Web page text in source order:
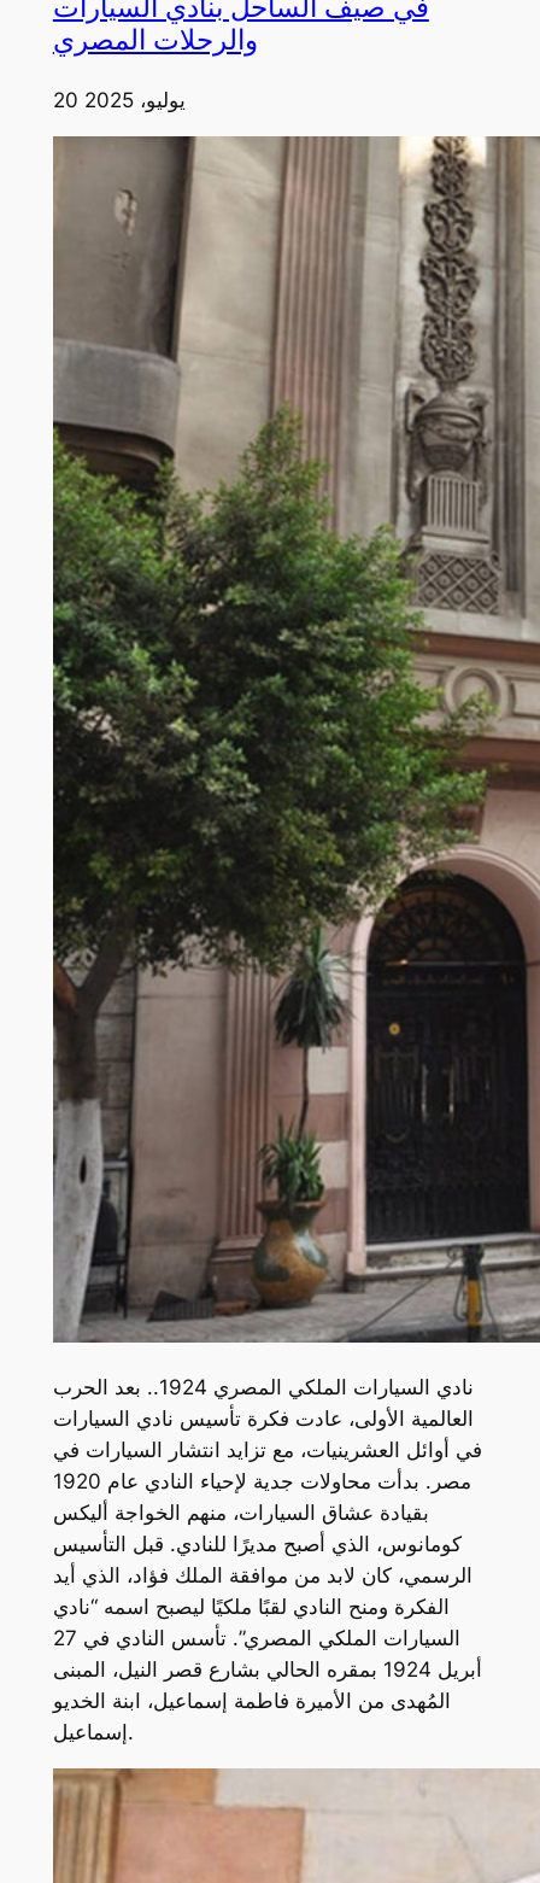
في صيف الساحل بنادي السيارات
والرحلات المصري
20 يوليو، 2025
نادي السيارات الملكي المصري 1924.. بعد الحرب
العالمية الأولى، عادت فكرة تأسيس نادي السيارات
في أوائل العشرينيات، مع تزايد انتشار السيارات في
مصر. بدأت محاولات جدية لإحياء النادي عام 1920
بقيادة عشاق السيارات، منهم الخواجة أليكس
كومانوس، الذي أصبح مديرًا للنادي. قبل التأسيس
الرسمي، كان لابد من موافقة الملك فؤاد، الذي أيد
الفكرة ومنح النادي لقبًا ملكيًا ليصبح اسمه “نادي
السيارات الملكي المصري”. تأسس النادي في 27
أبريل 1924 بمقره الحالي بشارع قصر النيل، المبنى
المُهدى من الأميرة فاطمة إسماعيل، ابنة الخديو
إسماعيل.